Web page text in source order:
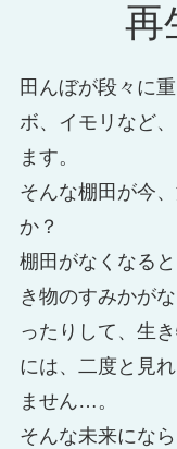
再
田んぼが段々に
ボ、イモリなど
ます。
そんな棚田が今
か？
棚田がなくなる
き物のすみかが
ったりして、生
には、二度と見
ません…。
そんな未来にな